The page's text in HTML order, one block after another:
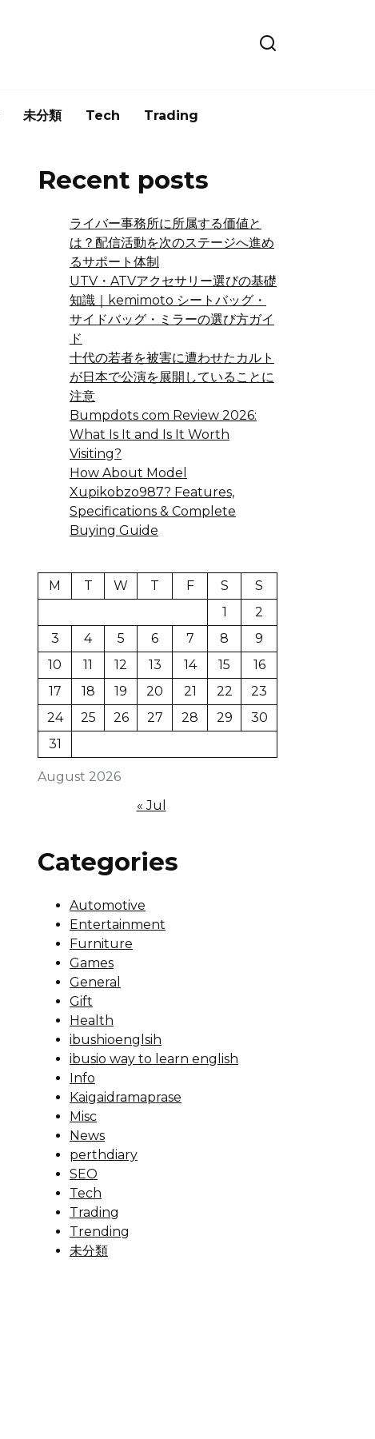
未分類 Tech Trading
Recent posts
ライバー事務所に所属する価値と
は？配信活動を次のステージへ進め
るサポート体制
UTV・ATVアクセサリー選びの基礎
知識｜kemimoto シートバッグ・
サイドバッグ・ミラーの選び方ガイ
ド
十代の若者を被害に遭わせたカルト
が日本で公演を展開していることに
注意
Bumpdots com Review 2026:
What Is It and Is It Worth
Visiting?
How About Model
Xupikobzo987? Features,
Specifications & Complete
Buying Guide
August 2026
M T W T F S
S
1
2
3
4 5 6 7 8
9
10
11 12 13 14 15
16
17
18 19 20 21 22
23
24
25 26 27 28 29
30
31
« Jul
Categories
Automotive
Entertainment
Furniture
Games
General
Gift
Health
ibushioenglsih
ibusio way to learn english
Info
Kaigaidramaprase
Misc
News
perthdiary
SEO
Tech
Trading
Trending
未分類